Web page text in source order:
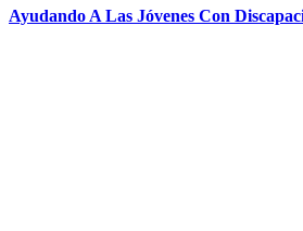
Ayudando A Las Jóvenes Con